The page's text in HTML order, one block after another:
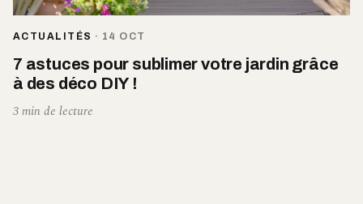
ACTUALITÉS · 14 OCT
7 astuces pour sublimer votre jardin grâce
à des déco DIY !
3 min de lecture